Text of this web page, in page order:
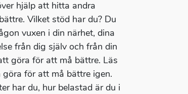
hjälp att hitta andra
Vilket stöd har du? Du
vuxen i din närhet, dina
från dig själv och från din
göra för att må bättre. Läs
göra för att må bättre igen.
har du, hur belastad är du i